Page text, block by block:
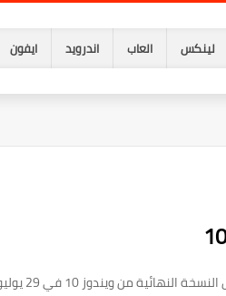
لينكس العاب اندرويد ايفون